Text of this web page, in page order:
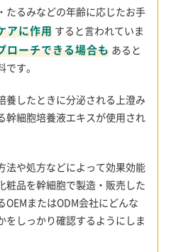
たるみなどの年齢に応じたお手
アに作用 すると言われていま
ローチできる場合も あると
す。
養したときに分泌される上澄み
幹細胞培養液エキスが使用され
法や処方などによって効果効能
粧品を幹細胞で製造・販売した
またはODM会社にどんな
をしっかり確認するようにしま